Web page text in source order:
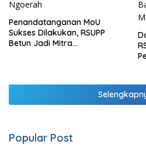
Penandatanganan MoU
Sukses Dilakukan, RSUPP
Betun Jadi Mitra
Popular Post